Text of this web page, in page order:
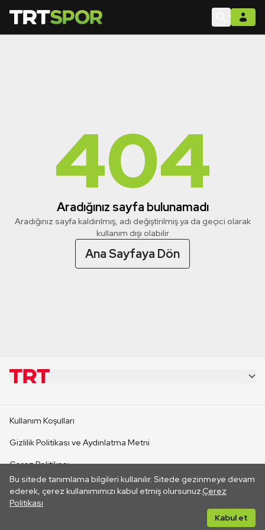
404
Aradığınız sayfa bulunamadı
Aradığınız sayfa kaldırılmış, adı değiştirilmiş ya da geçici olarak
kullanım dışı olabilir
Ana Sayfaya Dön
Bu sitede tanımlama bilgileri kullanılır. Sitede gezinmeye devam
ederek, çerez kullanımımızı kabul etmiş olursunuz.Çerez
Politikası
Kabul et
CANLI YAYINLAR
Kullanım Koşulları
Gizlilik Politikası ve Aydınlatma Metni
Çerez Politikası
İletişim
Her hakkı saklıdır. ©2026 TRT. Bağlantı yoluyla gidilen dış